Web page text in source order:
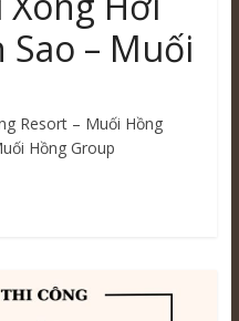
Sao – Muối
Resort – Muối Hồng
Hồng Group